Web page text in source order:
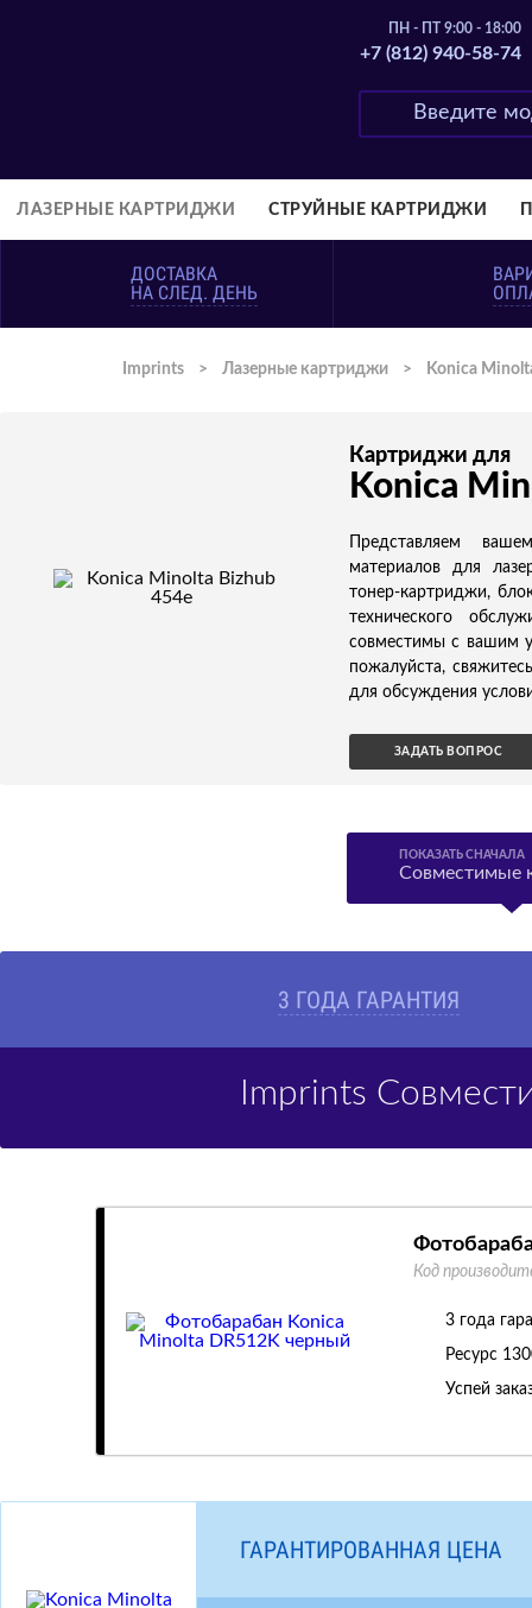
ПН - ПТ 9:00 - 18:00
+7 (812) 940-58-74
ЛАЗЕРНЫЕ КАРТРИДЖИ СТРУЙНЫЕ КАРТРИДЖИ
ДОСТАВКА
НА СЛЕД. ДЕНЬ
Imprints > Лазерные картриджи > Konica
Картриджи для
Konica
Представляем
материалов для
тонер-картриджи,
технического
совместимы с вашим
пожалуйста,
для обсуждения
ЗАДАТЬ ВОПРОС
ПОКАЗАТЬ СНАЧАЛА
Совместимые
3 ГОДА ГАРАНТИЯ
Imprints
Код
3 года
Ресурс
Успей
ГАРАНТИРОВАННАЯ ЦЕНА